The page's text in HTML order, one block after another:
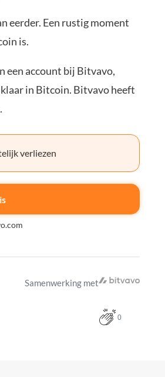
eerder. Een rustig moment
is.
een account bij Bitvavo,
in Bitcoin. Bitvavo heeft
verliezen
Samenwerking met
0